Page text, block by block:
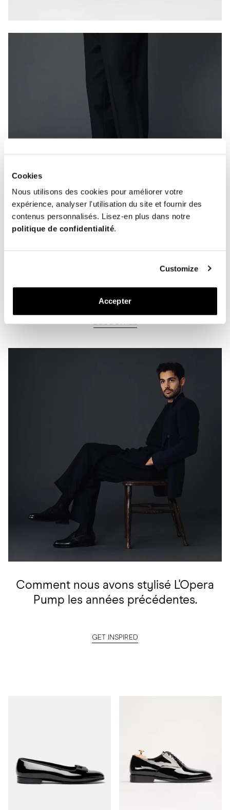
Cookies
Nous utilisons des cookies pour améliorer votre
expérience, analyser l'utilisation du site et fournir des
contenus personnalisés. Lisez-en plus dans notre
politique de confidentialité.
Customize
Accepter
Comment nous avons stylisé L'Opera
Pump les années précédentes.
DÉCOUVREZ
Comment nous avons stylisé L'Opera
Pump les années précédentes.
GET INSPIRED